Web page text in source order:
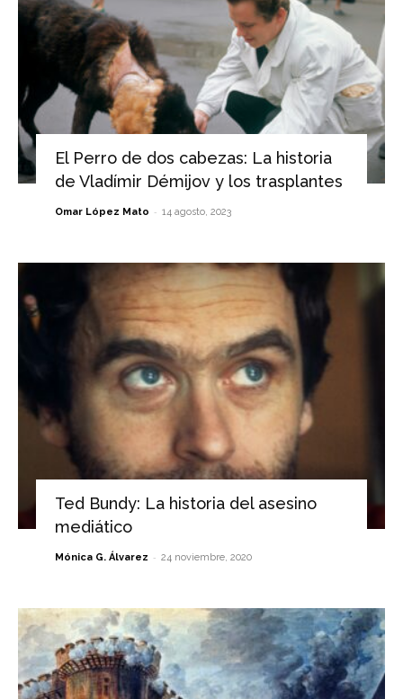
El Perro de dos cabezas: La historia
de Vladímir Démijov y los trasplantes
Omar López Mato - 14 agosto, 2023
Ted Bundy: La historia del asesino
mediático
Mónica G. Álvarez - 24 noviembre, 2020